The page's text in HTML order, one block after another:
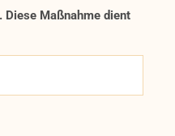
Diese Maßnahme dient